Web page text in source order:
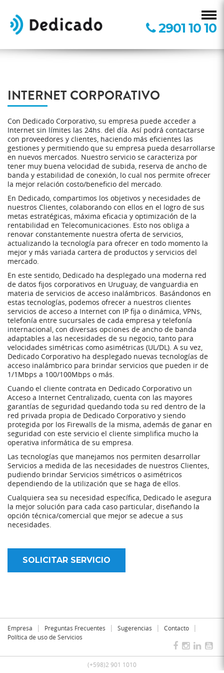
2901 10 10
INTERNET CORPORATIVO
Con Dedicado Corporativo, su empresa puede acceder a
Internet sin límites las 24hs. del día. Así podrá contactarse
con proveedores y clientes, haciendo más eficientes las
gestiones y permitiendo que su empresa pueda desarrollarse
en nuevos mercados. Nuestro servicio se caracteriza por
tener muy buena velocidad de subida, reserva de ancho de
banda y estabilidad de conexión, lo cual nos permite ofrecer
la mejor relación costo/beneficio del mercado.
En Dedicado, compartimos los objetivos y necesidades de
nuestros Clientes, colaborando con ellos en el logro de sus
metas estratégicas, máxima eficacia y optimización de la
rentabilidad en Telecomunicaciones. Esto nos obliga a
renovar constantemente nuestra oferta de servicios,
actualizando la tecnología para ofrecer en todo momento la
mejor y más variada cartera de productos y servicios del
mercado.
En este sentido, Dedicado ha desplegado una moderna red
de datos fijos corporativos en Uruguay, de vanguardia en
materia de servicios de acceso inalámbricos. Basándonos en
estas tecnologías, podemos ofrecer a nuestros clientes
servicios de acceso a Internet con IP fija o dinámica, VPNs,
telefonía entre sucursales de cada empresa y telefonía
internacional, con diversas opciones de ancho de banda
adaptables a las necesidades de su negocio, tanto para
velocidades simétricas como asimétricas (UL/DL). A su vez,
Dedicado Corporativo ha desplegado nuevas tecnologías de
acceso inalámbrico para brindar servicios que pueden ir de
1/1Mbps a 100/100Mbps o más.
Cuando el cliente contrata en Dedicado Corporativo un
Acceso a Internet Centralizado, cuenta con las mayores
garantías de seguridad quedando toda su red dentro de la
red privada propia de Dedicado Corporativo y siendo
protegida por los Firewalls de la misma, además de ganar en
seguridad con este servicio el cliente simplifica mucho la
operativa informática de su empresa.
Las tecnologías que manejamos nos permiten desarrollar
Servicios a medida de las necesidades de nuestros Clientes,
pudiendo brindar Servicios simétricos o asimétricos
dependiendo de la utilización que se haga de ellos.
Cualquiera sea su necesidad específica, Dedicado le asegura
la mejor solución para cada caso particular, diseñando la
opción técnica/comercial que mejor se adecue a sus
necesidades.
SOLICITAR SERVICIO
Empresa | Preguntas Frecuentes | Sugerencias | Contacto |
Política de uso de Servicios
(+598)2 901 1010